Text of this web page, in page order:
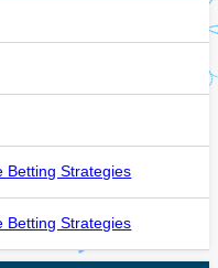
Betting Strategies
Betting Strategies